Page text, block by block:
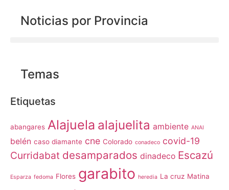
Noticias por Provincia
Temas
Etiquetas
abangares Alajuela alajuelita ambiente ANAI
belén caso diamante cne Colorado conadeco covid-19
Curridabat desamparados dinadeco Escazú
Esparza fedoma Flores garabito heredia La cruz Matina